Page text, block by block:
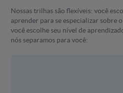
Nossas trilhas são flexíveis: você
aprender para se especializar sobre
você escolhe seu nível de
nós separamos para você: